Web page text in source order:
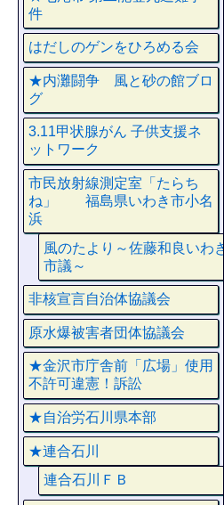
件
はだしのゲンをひろめる会
★内灘闘争 風と砂の館ブロ
グ
3.11甲状腺がん 子供支援ネ
ットワーク
市民放射線測定室「たらち
ね」 福島県いわき市小名
浜
風のたより～佐藤和良いわき
市議～
非核宣言自治体協議会
原水爆被害者団体協議会
★金沢市庁舎前「広場」使用
不許可違憲！訴訟
★自治労石川県本部
★連合石川
連合石川ＦＢ